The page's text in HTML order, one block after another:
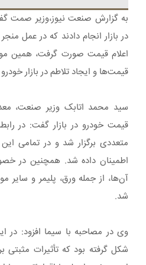
به گزارش صنعت نیوز،وزیر صمت
در بازار انجام دادند که در عمل
اعلام قیمت صورت گرفت، همین
قیمت‌ها و ایجاد تلاطم در بازار
سید محمد اتابک وزیر صنعت،
قیمت خودرو در بازار گفت: در
متعددی برگزار شد و در تمامی
اطمینان داده شد. همچنین در
آن‌ها، از جمله ورق، پلیمر و سایر
شد.
وی در مصاحبه با سیما افزود: در
شکل گرفته بود که تأثیرات مثبتی